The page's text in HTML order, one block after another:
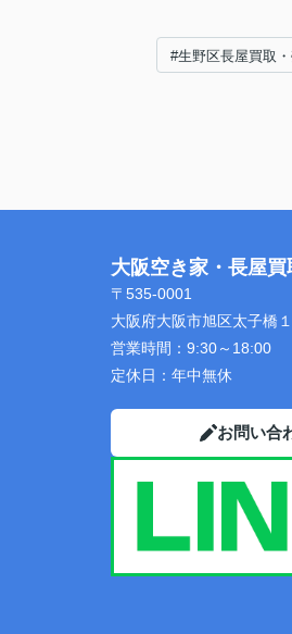
#生野区長屋買取
大阪空き家・長屋
〒535-0001
大阪府大阪市旭区太子橋
営業時間： 9:30～18:00
定休日： 年中無休
お問い合